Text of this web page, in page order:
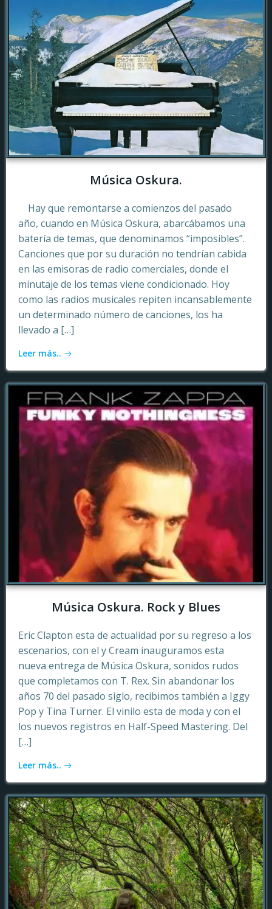
Música Oskura.
Hay que remontarse a comienzos del pasado
año, cuando en Música Oskura, abarcábamos una
batería de temas, que denominamos “imposibles”.
Canciones que por su duración no tendrían cabida
en las emisoras de radio comerciales, donde el
minutaje de los temas viene condicionado. Hoy
como las radios musicales repiten incansablemente
un determinado número de canciones, los ha
llevado a […]
Leer más..
Música Oskura. Rock y Blues
Eric Clapton esta de actualidad por su regreso a los
escenarios, con el y Cream inauguramos esta
nueva entrega de Música Oskura, sonidos rudos
que completamos con T. Rex. Sin abandonar los
años 70 del pasado siglo, recibimos también a Iggy
Pop y Tina Turner. El vinilo esta de moda y con el
los nuevos registros en Half-Speed Mastering. Del
[…]
Leer más..